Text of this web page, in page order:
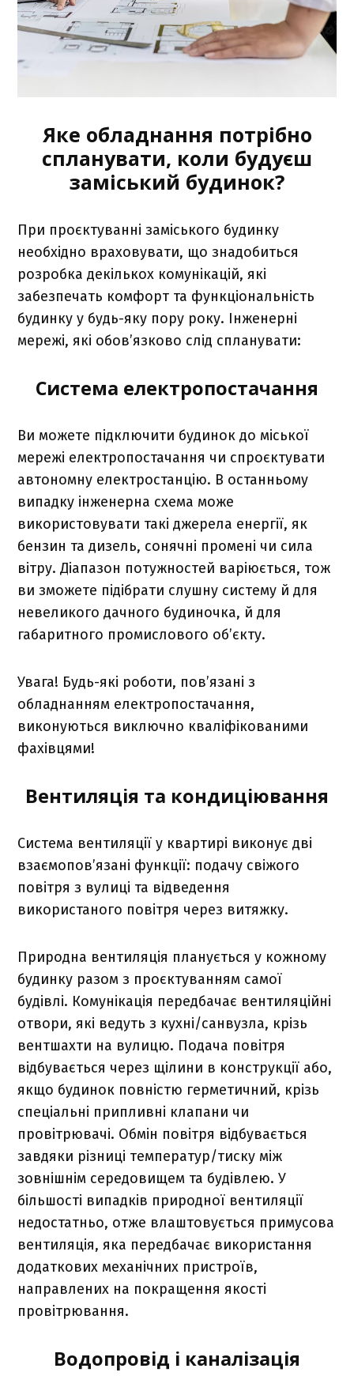
Яке обладнання потрібно
спланувати, коли будуєш
заміський будинок?
При проєктуванні заміського будинку
необхідно враховувати, що знадобиться
розробка декількох комунікацій, які
забезпечать комфорт та функціональність
будинку у будь-яку пору року. Інженерні
мережі, які обов’язково слід спланувати:
Система електропостачання
Ви можете підключити будинок до міської
мережі електропостачання чи спроєктувати
автономну електростанцію. В останньому
випадку інженерна схема може
використовувати такі джерела енергії, як
бензин та дизель, сонячні промені чи сила
вітру. Діапазон потужностей варіюється, тож
ви зможете підібрати слушну систему й для
невеликого дачного будиночка, й для
габаритного промислового об’єкту.
Увага! Будь-які роботи, пов’язані з
обладнанням електропостачання,
виконуються виключно кваліфікованими
фахівцями!
Вентиляція та кондиціювання
Система вентиляції у квартирі виконує дві
взаємопов’язані функції: подачу свіжого
повітря з вулиці та відведення
використаного повітря через витяжку.
Природна вентиляція планується у кожному
будинку разом з проєктуванням самої
будівлі. Комунікація передбачає вентиляційні
отвори, які ведуть з кухні/санвузла, крізь
вентшахти на вулицю. Подача повітря
відбувається через щілини в конструкції або,
якщо будинок повністю герметичний, крізь
спеціальні припливні клапани чи
провітрювачі. Обмін повітря відбувається
завдяки різниці температур/тиску між
зовнішнім середовищем та будівлею. У
більшості випадків природної вентиляції
недостатньо, отже влаштовується примусова
вентиляція, яка передбачає використання
додаткових механічних пристроїв,
направлених на покращення якості
провітрювання.
Водопровід і каналізація